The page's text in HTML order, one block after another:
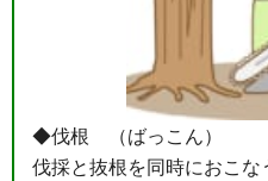
◆伐根 （ばっこん）
伐採と抜根を同時におこな